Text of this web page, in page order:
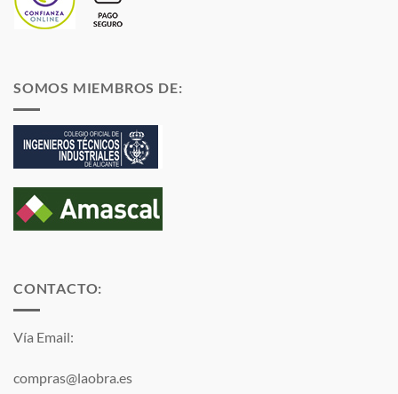
SOMOS MIEMBROS DE:
CONTACTO:
Vía Email:
compras@laobra.es